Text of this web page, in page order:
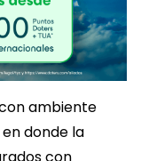
ambiente
donde la
con